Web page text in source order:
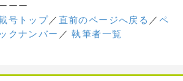
ーー
号トップ／ 直前のページへ戻る ／ ペ
クナンバー ／執筆者一覧